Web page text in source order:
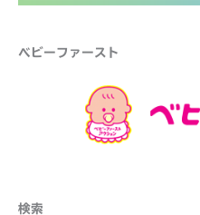
ベビーファースト
検索